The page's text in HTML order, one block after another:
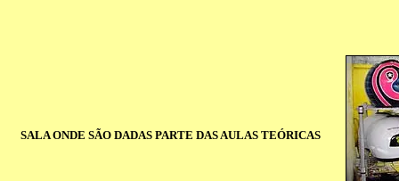
SALA ONDE SÃO DADAS PARTE DAS AULAS TEÓRICAS